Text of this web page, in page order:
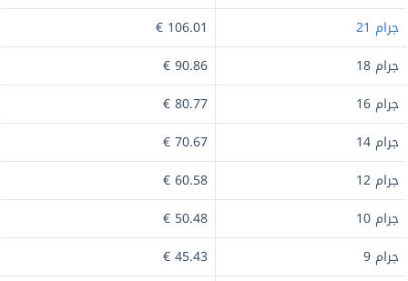
جرام 21
106.01 €
جرام 18
90.86 €
جرام 16
80.77 €
جرام 14
70.67 €
جرام 12
60.58 €
جرام 10
50.48 €
جرام 9
45.43 €